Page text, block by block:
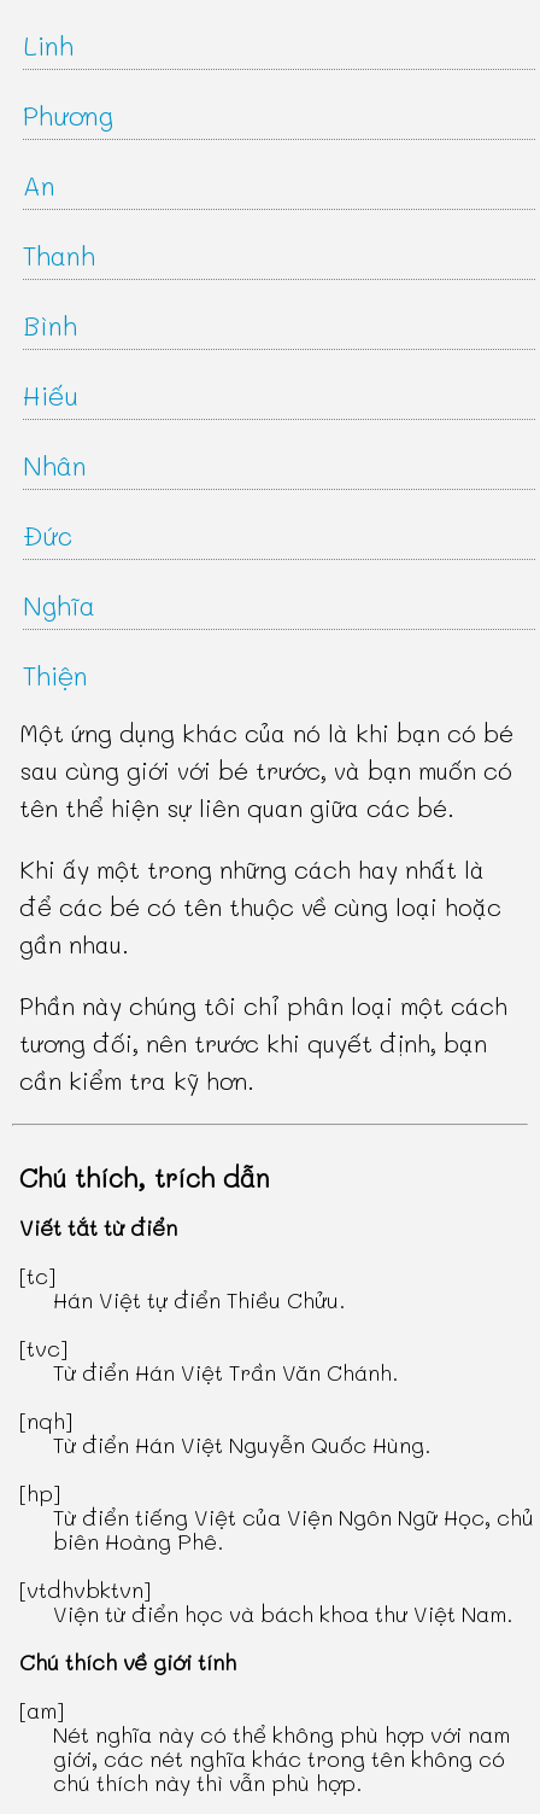
Linh
Phương
An
Thanh
Bình
Hiếu
Nhân
Đức
Nghĩa
Thiện
Một ứng dụng khác của nó là khi bạn có bé
sau cùng giới với bé trước, và bạn muốn có
tên thể hiện sự liên quan giữa các bé.
Khi ấy một trong những cách hay nhất là
để các bé có tên thuộc về cùng loại hoặc
gần nhau.
Phần này chúng tôi chỉ phân loại một cách
tương đối, nên trước khi quyết định, bạn
cần kiểm tra kỹ hơn.
Chú thích, trích dẫn
Viết tắt từ điển
[tc]
Hán Việt tự điển Thiều Chửu.
[tvc]
Từ điển Hán Việt Trần Văn Chánh.
[nqh]
Từ điển Hán Việt Nguyễn Quốc Hùng.
[hp]
Từ điển tiếng Việt của Viện Ngôn Ngữ Học, chủ
biên Hoàng Phê.
[vtdhvbktvn]
Viện từ điển học và bách khoa thư Việt Nam.
Chú thích về giới tính
[am]
Nét nghĩa này có thể không phù hợp với nam
giới, các nét nghĩa khác trong tên không có
chú thích này thì vẫn phù hợp.